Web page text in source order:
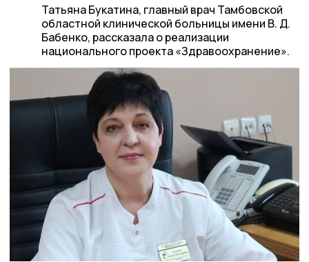
Татьяна Букатина, главный врач Тамбовской
областной клинической больницы имени В. Д.
Бабенко, рассказала о реализации
национального проекта «Здравоохранение».